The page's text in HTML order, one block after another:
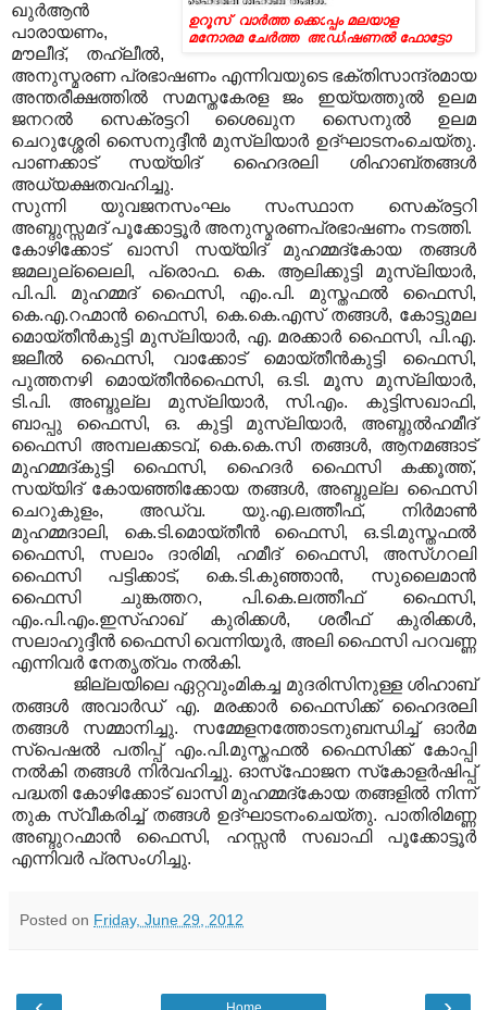
ഉറൂസ് വാര്‍ത്ത ക്കൊപ്പം മലയാള
മനോരമ ചേര്‍ത്ത അഡീഷണല്‍ ഫോട്ടോ
ഖുര്‍ആന്‍
പാരായണം,
മൗലീദ്, തഹ്‌ലീല്‍,
അനുസ്മരണ പ്രഭാഷണം എന്നിവയുടെ ഭക്തിസാന്ദ്രമായ
അന്തരീക്ഷത്തില്‍ സമസ്തകേരള ജം ഇയ്യത്തുല്‍ ഉലമ
ജനറല്‍ സെക്രട്ടറി ശൈഖുന സൈനുല്‍ ഉലമ
ചെറുശ്ശേരി സൈനുദ്ദീന്‍ മുസ്‌ലിയാര്‍ ഉദ്ഘാടനംചെയ്തു.
പാണക്കാട് സയ്യിദ് ഹൈദരലി ശിഹാബ്തങ്ങള്‍
അധ്യക്ഷതവഹിച്ചു.
സുന്നി യുവജനസംഘം സംസ്ഥാന സെക്രട്ടറി
അബ്ദുസ്സമദ് പൂക്കോട്ടൂര്‍ അനുസ്മരണപ്രഭാഷണം നടത്തി.
കോഴിക്കോട് ഖാസി സയ്യിദ് മുഹമ്മദ്‌കോയ തങ്ങള്‍
ജമലുല്ലൈലി, പ്രൊഫ. കെ. ആലിക്കുട്ടി മുസ്‌ലിയാര്‍,
പി.പി. മുഹമ്മദ് ഫൈസി, എം.പി. മുസ്തഫല്‍ ഫൈസി,
കെ.എ.റഹ്മാന്‍ ഫൈസി, കെ.കെ.എസ് തങ്ങള്‍, കോട്ടുമല
മൊയ്തീന്‍കുട്ടി മുസ്‌ലിയാര്‍, എ. മരക്കാര്‍ ഫൈസി, പി.എ.
ജലീല്‍ ഫൈസി, വാക്കോട് മൊയ്തീന്‍കുട്ടി ഫൈസി,
പുത്തനഴി മൊയ്തീന്‍ഫൈസി, ഒ.ടി. മൂസ മുസ്‌ലിയാര്‍,
ടി.പി. അബ്ദുല്ല മുസ്‌ലിയാര്‍, സി.എം. കുട്ടിസഖാഫി,
ബാപ്പു ഫൈസി, ഒ. കുട്ടി മുസ്‌ലിയാര്‍, അബ്ദുല്‍ഹമീദ്
ഫൈസി അമ്പലക്കടവ്, കെ.കെ.സി തങ്ങള്‍, ആനമങ്ങാട്
മുഹമ്മദ്കുട്ടി ഫൈസി, ഹൈദര്‍ ഫൈസി കക്കൂത്ത്,
സയ്യിദ് കോയഞ്ഞിക്കോയ തങ്ങള്‍, അബ്ദുല്ല ഫൈസി
ചെറുകുളം, അഡ്വ. യു.എ.ലത്തീഫ്, നിര്‍മാണ്‍
മുഹമ്മദാലി, കെ.ടി.മൊയ്തീന്‍ ഫൈസി, ഒ.ടി.മുസ്തഫല്‍
ഫൈസി, സലാം ദാരിമി, ഹമീദ് ഫൈസി, അസ്ഗറലി
ഫൈസി പട്ടിക്കാട്, കെ.ടി.കുഞ്ഞാന്‍, സുലൈമാന്‍
ഫൈസി ചുങ്കത്തറ, പി.കെ.ലത്തീഫ് ഫൈസി,
എം.പി.എം.ഇസ്ഹാഖ് കുരിക്കള്‍, ശരീഫ് കുരിക്കള്‍,
സലാഹുദ്ദീന്‍ ഫൈസി വെന്നിയൂര്‍, അലി ഫൈസി പറവണ്ണ
എന്നിവര്‍ നേതൃത്വം നല്‍കി.
ജില്ലയിലെ ഏറ്റവുംമികച്ച മുദരിസിനുള്ള ശിഹാബ്
തങ്ങള്‍ അവാര്‍ഡ് എ. മരക്കാര്‍ ഫൈസിക്ക് ഹൈദരലി
തങ്ങള്‍ സമ്മാനിച്ചു. സമ്മേളനത്തോടനുബന്ധിച്ച് ഓര്‍മ
സ്‌പെഷല്‍ പതിപ്പ് എം.പി.മുസ്തഫല്‍ ഫൈസിക്ക് കോപ്പി
നല്‍കി തങ്ങള്‍ നിര്‍വഹിച്ചു. ഓസ്‌ഫോജന സ്‌കോളര്‍ഷിപ്പ്
പദ്ധതി കോഴിക്കോട് ഖാസി മുഹമ്മദ്‌കോയ തങ്ങളില്‍ നിന്ന്
തുക സ്വീകരിച്ച് തങ്ങള്‍ ഉദ്ഘാടനംചെയ്തു. പാതിരിമണ്ണ
അബ്ദുറഹ്മാന്‍ ഫൈസി, ഹസ്സന്‍ സഖാഫി പൂക്കോട്ടൂര്‍
എന്നിവര്‍ പ്രസംഗിച്ചു.
Posted on Friday, June 29, 2012